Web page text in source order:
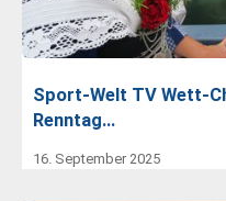
Sport-Welt TV Wett-
Renntag…
16. September 2025